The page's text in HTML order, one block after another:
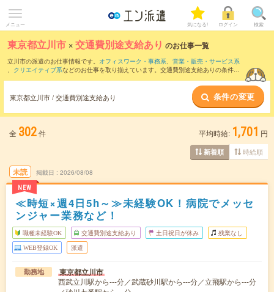
メニュー 気になる! ログイン 検索
東京都立川市 ×交通費別途支給あり のお仕事一覧
立川市の派遣のお仕事情報です。 オフィスワーク・事務系、 営業・販売・サービス系
、 クリエイティブ系などのお仕事を取り揃えています。交通費別途支給ありの条件の
東京都立川市 / 交通費別途支給あり 条件の変更
全 302件 平均時給: 1,701 円
新着順 時給順
未読
NEW
掲載日 2026/08/08
≪時短×週4日5h～≫未経験OK！病院でメッセ
ンジャー業務など！
職種未経験OK 交通費別途支給あり 土日祝日が休み 残業なし
WEB登録OK 派遣
勤務地 東京都立川市
西武立川駅から---分／武蔵砂川駅から---分／立飛駅から---分